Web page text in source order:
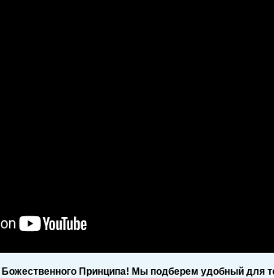
Божественного Принципа! Мы подберем удобный для